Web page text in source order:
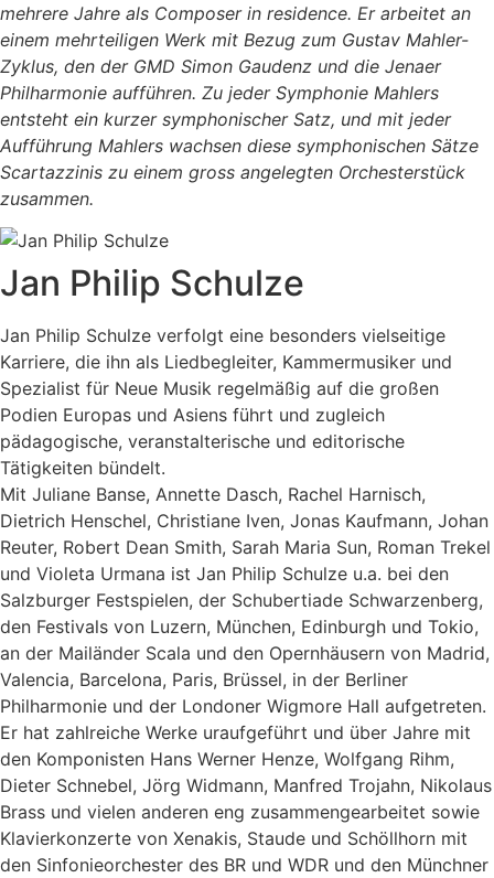
mehrere Jahre als Composer in residence. Er arbeitet an
einem mehrteiligen Werk mit Bezug zum Gustav Mahler-
Zyklus, den der GMD Simon Gaudenz und die Jenaer
Philharmonie aufführen. Zu jeder Symphonie Mahlers
entsteht ein kurzer symphonischer Satz, und mit jeder
Aufführung Mahlers wachsen diese symphonischen Sätze
Scartazzinis zu einem gross angelegten Orchesterstück
zusammen.
Jan Philip Schulze
Jan Philip Schulze verfolgt eine besonders vielseitige
Karriere, die ihn als Liedbegleiter, Kammermusiker und
Spezialist für Neue Musik regelmäßig auf die großen
Podien Europas und Asiens führt und zugleich
pädagogische, veranstalterische und editorische
Tätigkeiten bündelt.
Mit Juliane Banse, Annette Dasch, Rachel Harnisch,
Dietrich Henschel, Christiane Iven, Jonas Kaufmann, Johan
Reuter, Robert Dean Smith, Sarah Maria Sun, Roman Trekel
und Violeta Urmana ist Jan Philip Schulze u.a. bei den
Salzburger Festspielen, der Schubertiade Schwarzenberg,
den Festivals von Luzern, München, Edinburgh und Tokio,
an der Mailänder Scala und den Opernhäusern von Madrid,
Valencia, Barcelona, Paris, Brüssel, in der Berliner
Philharmonie und der Londoner Wigmore Hall aufgetreten.
Er hat zahlreiche Werke uraufgeführt und über Jahre mit
den Komponisten Hans Werner Henze, Wolfgang Rihm,
Dieter Schnebel, Jörg Widmann, Manfred Trojahn, Nikolaus
Brass und vielen anderen eng zusammengearbeitet sowie
Klavierkonzerte von Xenakis, Staude und Schöllhorn mit
den Sinfonieorchester des BR und WDR und den Münchner